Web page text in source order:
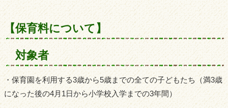
【保育料について】
対象者
・保育園を利用する3歳から5歳までの全ての子どもたち（満3歳
になった後の4月1日から小学校入学までの3年間）